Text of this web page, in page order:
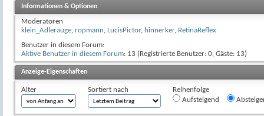
Informationen & Optionen
Moderatoren
klein_Adlerauge, ropmann, LucisPictor, hinnerker, RetinaReflex
Benutzer in diesem Forum:
Aktive Benutzer in diesem Forum: 13 (Registrierte Benutzer: 0, Gäste: 13)
Anzeige-Eigenschaften
Alter Sortiert nach
Reihenfolge
Aufsteigend